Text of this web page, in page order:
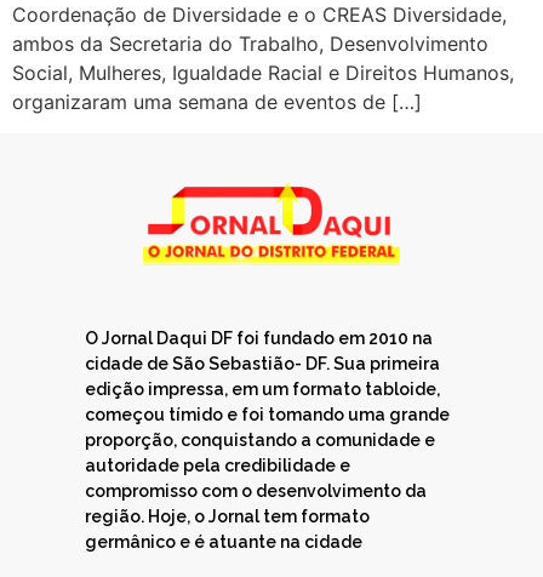
Coordenação de Diversidade e o CREAS Diversidade,
ambos da Secretaria do Trabalho, Desenvolvimento
Social, Mulheres, Igualdade Racial e Direitos Humanos,
organizaram uma semana de eventos de […]
O Jornal Daqui DF foi fundado em 2010 na
cidade de São Sebastião- DF. Sua primeira
edição impressa, em um formato tabloide,
começou tímido e foi tomando uma grande
proporção, conquistando a comunidade e
autoridade pela credibilidade e
compromisso com o desenvolvimento da
região. Hoje, o Jornal tem formato
germânico e é atuante na cidade